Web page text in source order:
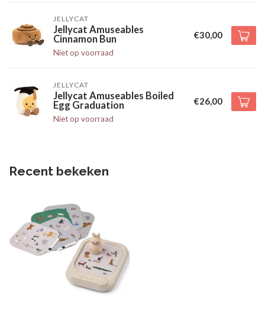
JELLYCAT
Jellycat Amuseables
Cinnamon Bun
Niet op voorraad
€30,00
JELLYCAT
Jellycat Amuseables Boiled
Egg Graduation
Niet op voorraad
€26,00
Recent bekeken